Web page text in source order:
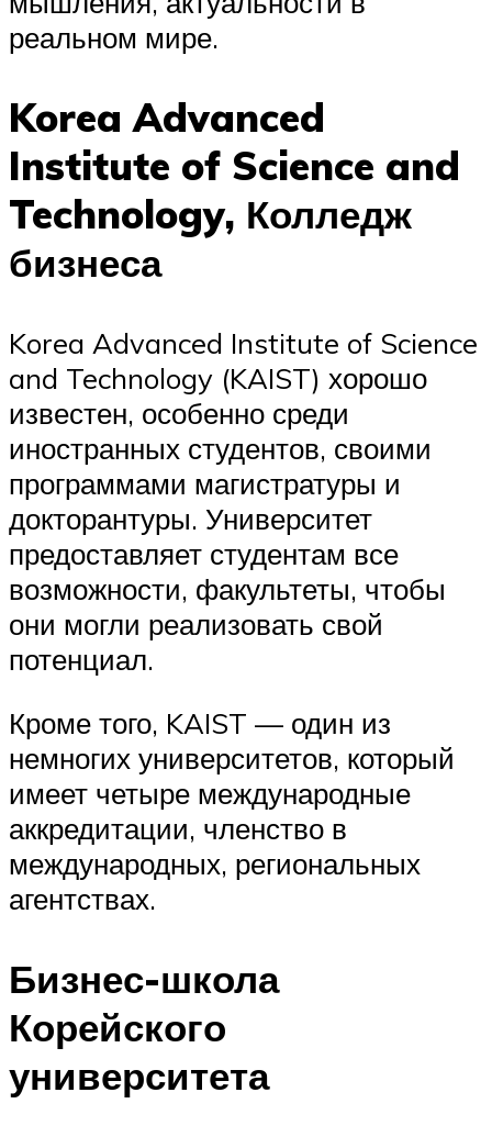
реальном мире.
Korea Advanced
Institute of Science and
Technology, Колледж
бизнеса
Korea Advanced Institute of Science
and Technology (KAIST) хорошо
известен, особенно среди
иностранных студентов, своими
программами магистратуры и
докторантуры. Университет
предоставляет студентам все
возможности, факультеты, чтобы
они могли реализовать свой
потенциал.
Кроме того, KAIST — один из
немногих университетов, который
имеет четыре международные
аккредитации, членство в
международных, региональных
агентствах.
Бизнес-школа
Корейского
университета